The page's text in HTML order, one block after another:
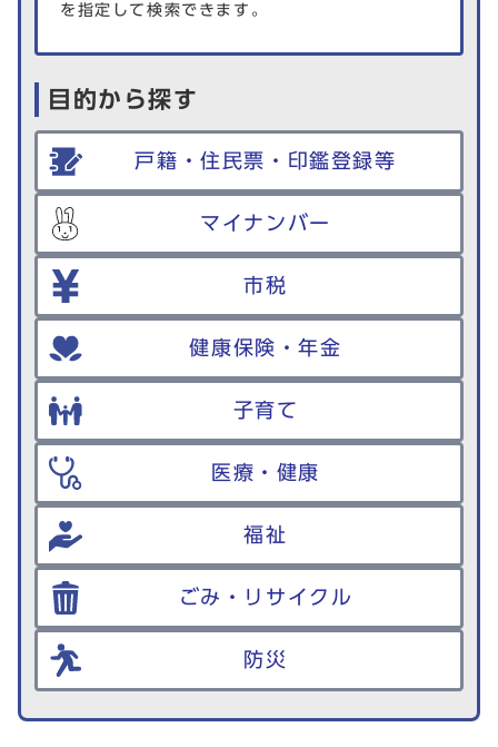
を指定して検索できます。
目的から探す
戸籍・住民票・印鑑登録等
マイナンバー
市税
健康保険・年金
子育て
医療・健康
福祉
ごみ・リサイクル
防災